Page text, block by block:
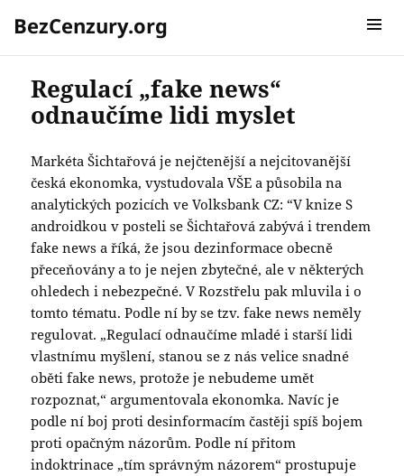
BezCenzury.org
MENU A
Regulací „fake news“
odnaučíme lidi myslet
Markéta Šichtařová je nejčtenější a nejcitovanější
česká ekonomka, vystudovala VŠE a působila na
analytických pozicích ve Volksbank CZ: “V knize S
androidkou v posteli se Šichtařová zabývá i trendem
fake news a říká, že jsou dezinformace obecně
přeceňovány a to je nejen zbytečné, ale v některých
ohledech i nebezpečné. V Rozstřelu pak mluvila i o
tomto tématu. Podle ní by se tzv. fake news neměly
regulovat. „Regulací odnaučíme mladé i starší lidi
vlastnímu myšlení, stanou se z nás velice snadné
oběti fake news, protože je nebudeme umět
rozpoznat,“ argumentovala ekonomka. Navíc je
podle ní boj proti desinformacím častěji spíš bojem
proti opačným názorům. Podle ní přitom
indoktrinace „tím správným názorem“ prostupuje